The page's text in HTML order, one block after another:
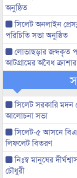
অনুষ্ঠিত
সিলেট অনলাইন
পরিচিতি সভা অনুষ্ঠিত
লোভাছড়ার জব্দকৃত
আটগ্রামের অবৈধ
সিলেট সরকারি
আলোচনা সভা
সিলেট-৫ আসনে
লিফলেট বিতরণ
নিঃস্ব মানুষের
চৌধুরী